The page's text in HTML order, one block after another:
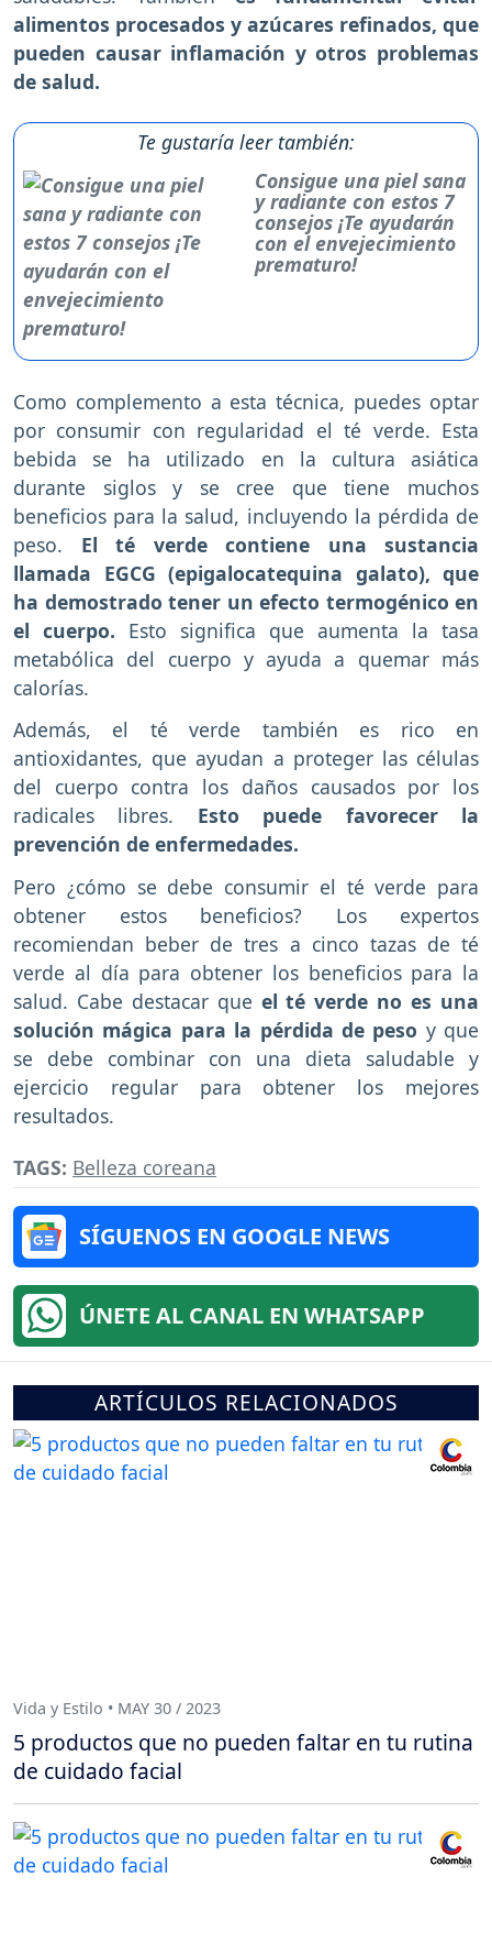
alimentos procesados y azúcares refinados, que
pueden causar inflamación y otros problemas
de salud.
Te gustaría leer también:
Consigue una piel sana
y radiante con estos 7
consejos ¡Te ayudarán
con el envejecimiento
prematuro!
Como complemento a esta técnica, puedes optar
por consumir con regularidad el té verde. Esta
bebida se ha utilizado en la cultura asiática
durante siglos y se cree que tiene muchos
beneficios para la salud, incluyendo la pérdida de
peso. El té verde contiene una sustancia
llamada EGCG (epigalocatequina galato), que
ha demostrado tener un efecto termogénico en
el cuerpo. Esto significa que aumenta la tasa
metabólica del cuerpo y ayuda a quemar más
calorías.
Además, el té verde también es rico en
antioxidantes, que ayudan a proteger las células
del cuerpo contra los daños causados por los
radicales libres. Esto puede favorecer la
prevención de enfermedades.
Pero ¿cómo se debe consumir el té verde para
obtener estos beneficios? Los expertos
recomiendan beber de tres a cinco tazas de té
verde al día para obtener los beneficios para la
salud. Cabe destacar que el té verde no es una
solución mágica para la pérdida de peso y que
se debe combinar con una dieta saludable y
ejercicio regular para obtener los mejores
resultados.
TAGS: Belleza coreana
SÍGUENOS EN GOOGLE NEWS
ÚNETE AL CANAL EN WHATSAPP
ARTÍCULOS RELACIONADOS
Vida y Estilo • MAY 30 / 2023
5 productos que no pueden faltar en tu rutina
de cuidado facial